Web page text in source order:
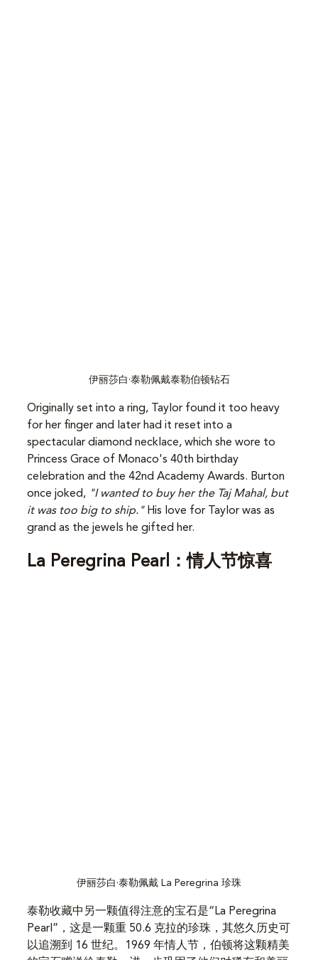
伊丽莎白·泰勒佩戴泰勒伯顿钻石
Originally set into a ring, Taylor found it too heavy
for her finger and later had it reset into a
spectacular diamond necklace, which she wore to
Princess Grace of Monaco's 40th birthday
celebration and the 42nd Academy Awards. Burton
once joked, "I wanted to buy her the Taj Mahal, but
it was too big to ship." His love for Taylor was as
grand as the jewels he gifted her.
La Peregrina Pearl：情人节惊喜
伊丽莎白·泰勒佩戴 La Peregrina 珍珠
泰勒收藏中另一颗值得注意的宝石是“La Peregrina
Pearl”，这是一颗重 50.6 克拉的珍珠，其悠久历史可
以追溯到 16 世纪。1969 年情人节，伯顿将这颗精美